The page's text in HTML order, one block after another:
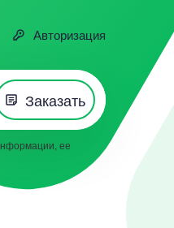
Авторизация
Заказать
ее